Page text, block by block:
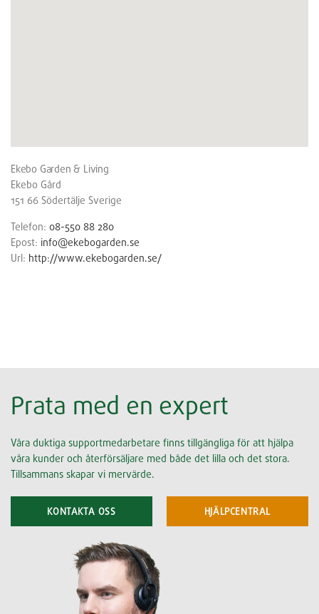
Ekebo Garden & Living
Ekebo Gård
151 66 Södertälje Sverige
Telefon: 08-550 88 280
Epost: info@ekebogarden.se
Url: http://www.ekebogarden.se/
Prata med en expert
Våra duktiga supportmedarbetare finns tillgängliga för att hjälpa
våra kunder och återförsäljare med både det lilla och det stora.
Tillsammans skapar vi mervärde.
KONTAKTA OSS HJÄLPCENTRAL